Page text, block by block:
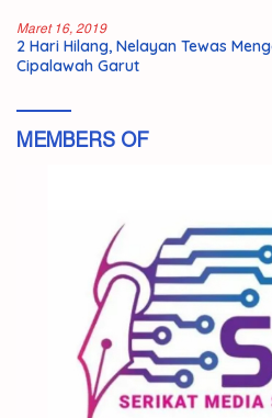
Maret 16, 2019
2 Hari Hilang, Nelayan Tewas
Cipalawah Garut
MEMBERS OF